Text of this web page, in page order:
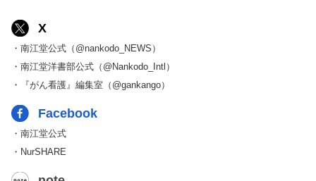
X
・南江堂公式（@nankodo_NEWS）
・南江堂洋書部公式（@Nankodo_Intl）
・『がん看護』編集室（@gankango）
Facebook
・南江堂公式
・NurSHARE